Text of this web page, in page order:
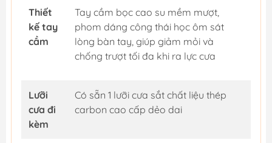
Thiết
kế tay
cầm
Tay cầm bọc cao su mềm mượt,
phom dáng công thái học ôm sát
lòng bàn tay, giúp giảm mỏi và
chống trượt tối đa khi ra lực cưa
Lưỡi
cưa đi
kèm
Có sẵn 1 lưỡi cưa sắt chất liệu thép
carbon cao cấp dẻo dai